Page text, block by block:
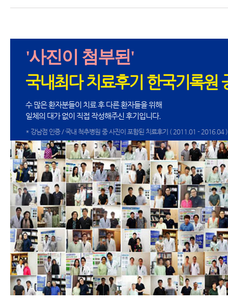
'사진이 첨부된'
국내최다 치료후기 한국기록원
수 많은 환자분들이 치료 후 다른 환자들을 위해
일체의 대가 없이 직접 작성해주신 후기입니다.
* 강남점 인증 / 국내 척추병원 중 사진이 포함된 치료후기 ( 2011.01 - 2016.04 )